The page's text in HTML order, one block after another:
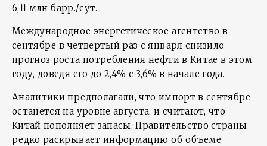
6,11 млн барр./сут.
Международное энергетическое агентство в
сентябре в четвертый раз с января снизило
прогноз роста потребления нефти в Китае в этом
году, доведя его до 2,4% с 3,6% в начале года.
Аналитики предполагали, что импорт в сентябре
останется на уровне августа, и считают, что
Китай пополняет запасы. Правительство страны
редко раскрывает информацию об объеме